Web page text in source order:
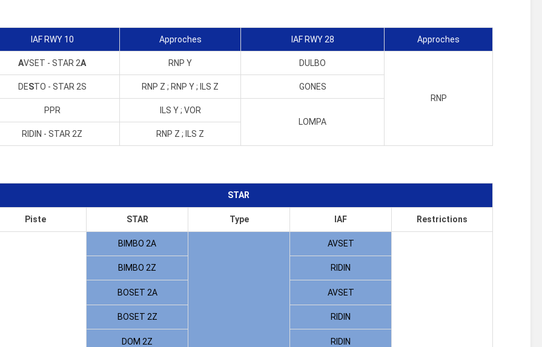
IAF RWY 10 Approches IAF RWY 28 Approches
AVSET - STAR 2A RNP Y DULBO
RNP
DESTO - STAR 2S RNP Z ; RNP Y ; ILS Z GONES
PPR
ILS Y ; VOR
LOMPA
RIDIN - STAR 2Z
RNP Z ; ILS Z
STAR
Piste STAR Type IAF Restrictions
BIMBO 2A AVSET
BIMBO 2Z RIDIN
BOSET 2A AVSET
BOSET 2Z RIDIN
DOM 2Z RIDIN